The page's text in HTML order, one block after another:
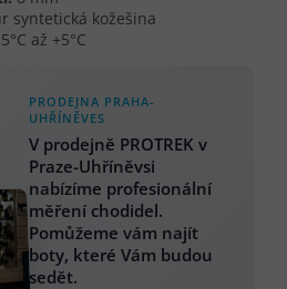
syntetická kožešina
až +5°C
PRODEJNA PRAHA-
UHŘÍNĚVES
V prodejně PROTREK v
Praze-Uhříněvsi
nabízíme profesionální
měření chodidel.
Pomůžeme vám najít
boty, které Vám budou
sedět.